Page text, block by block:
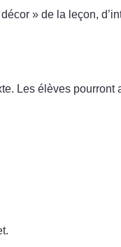
» de la leçon,
Les élèves pourront